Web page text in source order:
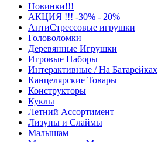
Новинки!!!
АКЦИЯ !!! -30% - 20%
АнтиСтрессовые игрушки
Головоломки
Деревянные Игрушки
Игровые Наборы
Интерактивные / На Батарейках
Канцелярские Товары
Конструкторы
Куклы
Летний Ассортимент
Лизуны и Слаймы
Малышам